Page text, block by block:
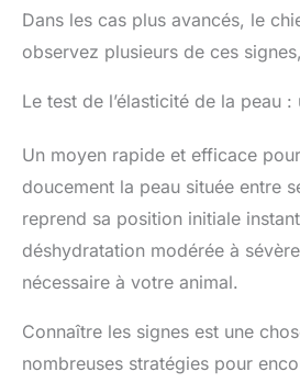
Dans les cas plus avancés, le
observez plusieurs de ces
Le test de l’élasticité de la peau
Un moyen rapide et efficace
doucement la peau située entre
reprend sa position initiale
déshydratation modérée à
nécessaire à votre animal.
Connaître les signes est une
nombreuses stratégies pour